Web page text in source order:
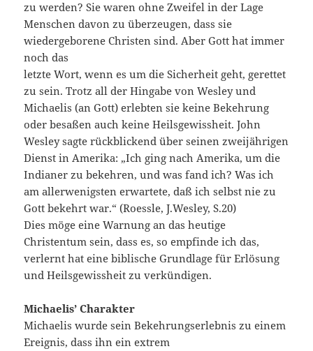
zu werden? Sie waren ohne Zweifel in der Lage
Menschen davon zu überzeugen, dass sie
wiedergeborene Christen sind. Aber Gott hat immer
noch das
letzte Wort, wenn es um die Sicherheit geht, gerettet
zu sein. Trotz all der Hingabe von Wesley und
Michaelis (an Gott) erlebten sie keine Bekehrung
oder besaßen auch keine Heilsgewissheit. John
Wesley sagte rückblickend über seinen zweijährigen
Dienst in Amerika: „Ich ging nach Amerika, um die
Indianer zu bekehren, und was fand ich? Was ich
am allerwenigsten erwartete, daß ich selbst nie zu
Gott bekehrt war.“ (Roessle, J.Wesley, S.20)
Dies möge eine Warnung an das heutige
Christentum sein, dass es, so empfinde ich das,
verlernt hat eine biblische Grundlage für Erlösung
und Heilsgewissheit zu verkündigen.
Michaelis’ Charakter
Michaelis wurde sein Bekehrungserlebnis zu einem
Ereignis, dass ihn ein extrem